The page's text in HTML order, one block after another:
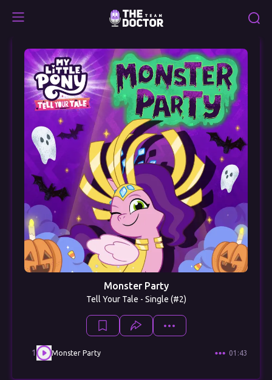
Monster Party
Tell Your Tale - Single (#2)
1 Monster Party 01:43